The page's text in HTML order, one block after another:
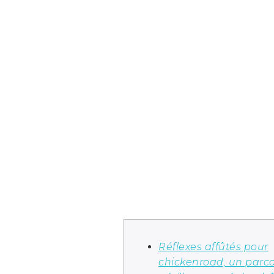
Réflexes affûtés pour
chickenroad, un